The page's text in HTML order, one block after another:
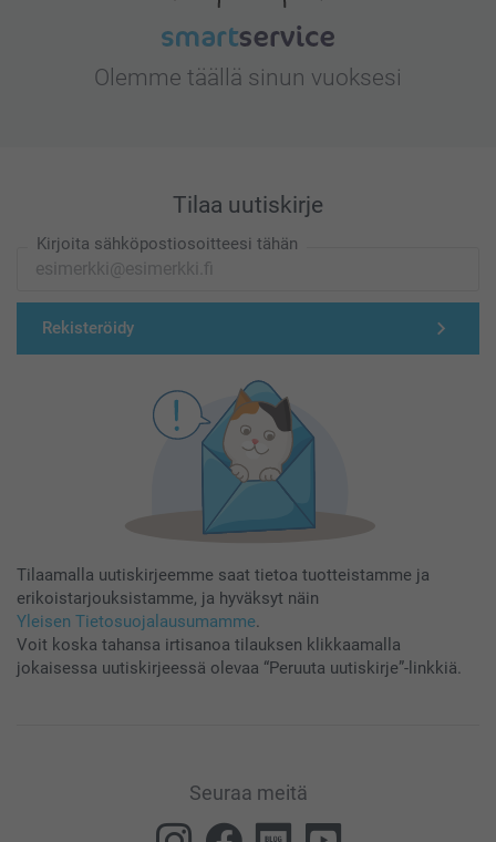
Olemme täällä sinun vuoksesi
Tilaa uutiskirje
Kirjoita sähköpostiosoitteesi tähän
Rekisteröidy
Tilaamalla uutiskirjeemme saat tietoa tuotteistamme ja
erikoistarjouksistamme, ja hyväksyt näin
Yleisen Tietosuojalausumamme.
Voit koska tahansa irtisanoa tilauksen klikkaamalla
jokaisessa uutiskirjeessä olevaa “Peruuta uutiskirje”-linkkiä.
Seuraa meitä